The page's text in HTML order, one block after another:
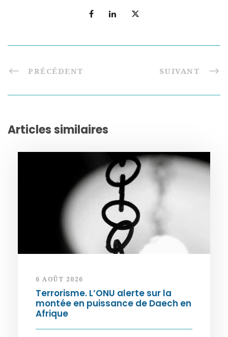
PRÉCÉDENT SUIVANT
Articles similaires
6 AOÛT 2026
Terrorisme. L’ONU alerte sur la
montée en puissance de Daech en
Afrique